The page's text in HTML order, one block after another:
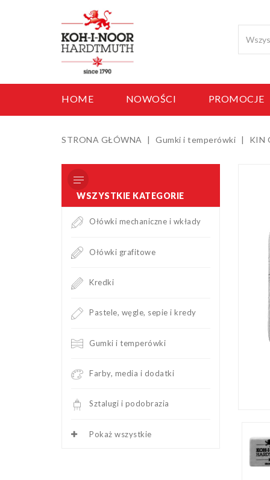
HOME NOWOŚCI PROMOCJE
STRONA GŁÓWNA Gumki i temperówki KIN
WSZYSTKIE KATEGORIE
Ołówki mechaniczne i wkłady
Ołówki grafitowe
Kredki
Pastele, węgle, sepie i kredy
Gumki i temperówki
Farby, media i dodatki
Sztalugi i podobrazia
Pokaż wszystkie